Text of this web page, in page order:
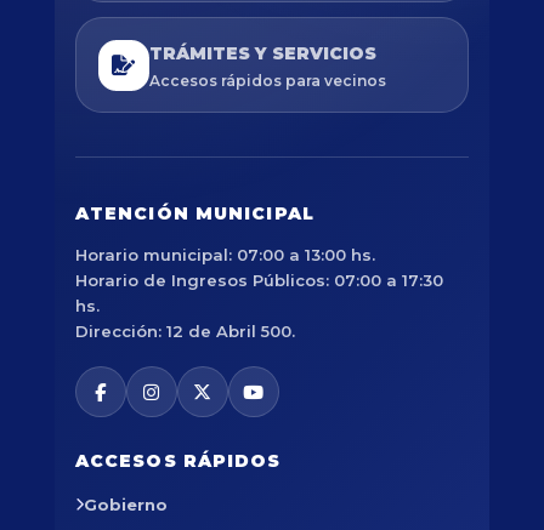
TRÁMITES Y SERVICIOS
Accesos rápidos para vecinos
ATENCIÓN MUNICIPAL
Horario municipal: 07:00 a 13:00 hs.
Horario de Ingresos Públicos: 07:00 a 17:30
hs.
Dirección: 12 de Abril 500.
ACCESOS RÁPIDOS
Gobierno